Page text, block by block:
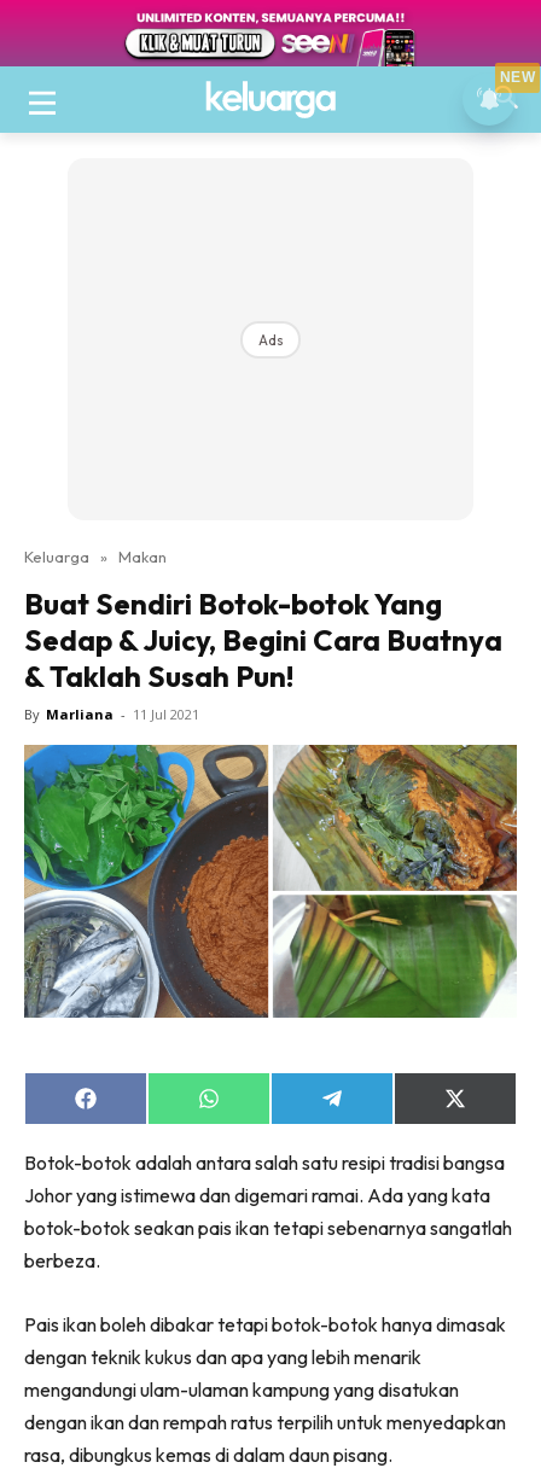
Ads
Keluarga » Makan
Buat Sendiri Botok-botok Yang
Sedap & Juicy, Begini Cara Buatnya
& Taklah Susah Pun!
By Marliana - 11 Jul 2021
Share
on
Share
on
Share
on
Share
on
(Twitter)
Botok-botok adalah antara salah satu resipi tradisi bangsa
Johor yang istimewa dan digemari ramai. Ada yang kata
botok-botok seakan pais ikan tetapi sebenarnya sangatlah
berbeza.
Pais ikan boleh dibakar tetapi botok-botok hanya dimasak
dengan teknik kukus dan apa yang lebih menarik
mengandungi ulam-ulaman kampung yang disatukan
dengan ikan dan rempah ratus terpilih untuk menyedapkan
rasa, dibungkus kemas di dalam daun pisang.
NEW